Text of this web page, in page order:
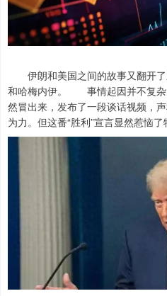
伊朗和美国之间的故事又翻开了
和哈梅内伊。 事情起因并不复杂
然冒出来，发布了一段谈话视频，
为力。但这番“胜利”宣言显然惹恼了